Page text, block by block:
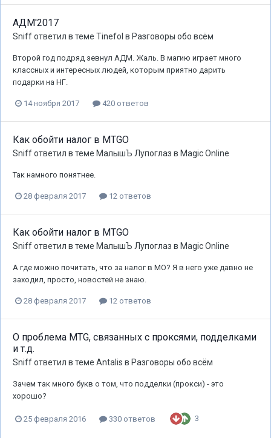
АДМ'2017
Sniffответил в теме Tinefol в Разговоры обо всём
Второй год подряд зевнул АДМ. Жаль. В магию играет много
классных и интересных людей, которым приятно дарить
подарки на НГ.
14 ноября 2017 420 ответов
Как обойти налог в MTGO
Sniffответил в теме МалышЪ Лупоглаз в Magic Online
Так намного понятнее.
28 февраля 2017 12 ответов
Как обойти налог в MTGO
Sniffответил в теме МалышЪ Лупоглаз в Magic Online
А где можно почитать, что за налог в МО? Я в него уже давно не
заходил, просто, новостей не знаю.
28 февраля 2017 12 ответов
О проблема MTG, связанных с проксями, подделками
и т.д.
Sniffответил в теме Antalis в Разговоры обо всём
Зачем так много букв о том, что подделки (прокси) - это
хорошо?
25 февраля 2016 330 ответов 3